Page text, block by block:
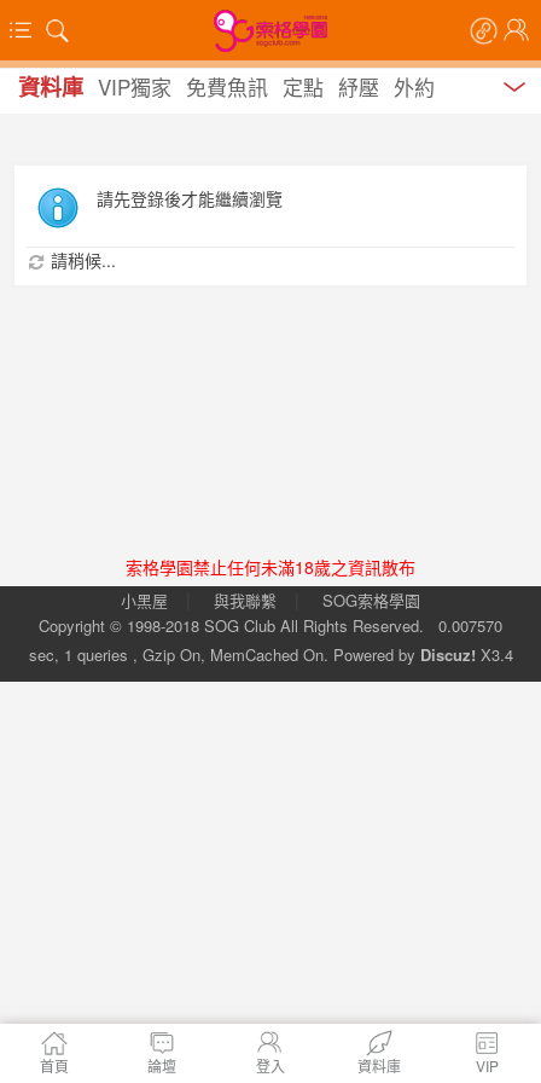
資料庫 VIP獨家 免費魚訊 定點 紓壓 外約
請先登錄後才能繼續瀏覽
請稍候...
索格學園禁止任何未滿18歲之資訊散布
小黑屋 與我聯繫
SOG索格學園
Copyright © 1998-2018 SOG Club All Rights Reserved. 0.007570
sec, 1 queries , Gzip On, MemCached On. Powered by Discuz! X3.4
首頁 論壇 登入 資料庫 VIP